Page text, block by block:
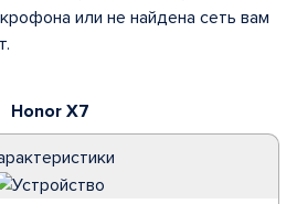
Honor X7
или не найдена сеть вам